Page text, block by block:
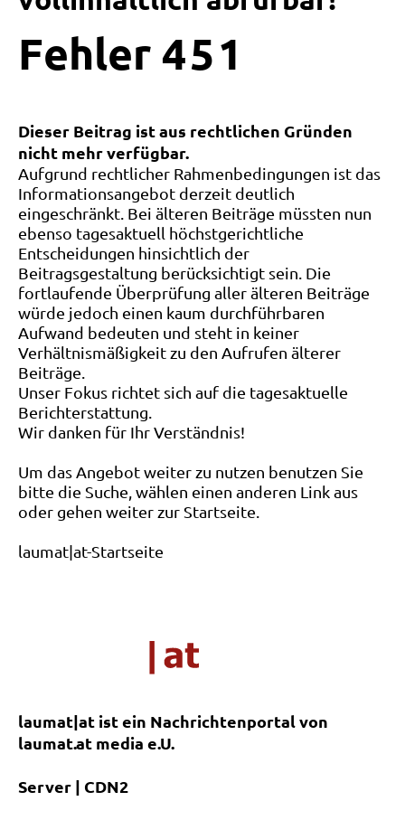
Fehler 4 5 1
Dieser Beitrag ist aus rechtlichen Gründen
nicht mehr verfügbar.
Aufgrund rechtlicher Rahmenbedingungen ist das
Informationsangebot derzeit deutlich
eingeschränkt. Bei älteren Beiträge müssten nun
ebenso tagesaktuell höchstgerichtliche
Entscheidungen hinsichtlich der
Beitragsgestaltung berücksichtigt sein. Die
fortlaufende Überprüfung aller älteren Beiträge
würde jedoch einen kaum durchführbaren
Aufwand bedeuten und steht in keiner
Verhältnismäßigkeit zu den Aufrufen älterer
Beiträge.
Unser Fokus richtet sich auf die tagesaktuelle
Berichterstattung.
Wir danken für Ihr Verständnis!
Um das Angebot weiter zu nutzen benutzen Sie
bitte die Suche, wählen einen anderen Link aus
oder gehen weiter zur Startseite.
laumat|at-Startseite
laumat|at ist ein Nachrichtenportal von
laumat.at media e.U.
Server | CDN2